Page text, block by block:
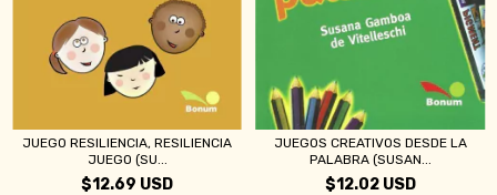
JUEGO RESILIENCIA, RESILIENCIA
JUEGO (SU...
$12.69 USD
JUEGOS CREATIVOS DESDE LA
PALABRA (SUSAN...
$12.02 USD